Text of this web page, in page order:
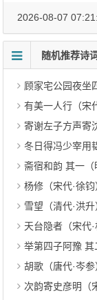
2026-08-07
随机推荐诗词
顾家宅公园夜坐
有美一人行（宋
寄谢左子方声寄
冬日得冯少宰用
斋宿和韵 其一（
杨修（宋代·徐钧
雪望（清代·洪升
天台隐者（宋代·
举第四子阿豫 其
胡歌（唐代·岑参
次韵寄史彦明（